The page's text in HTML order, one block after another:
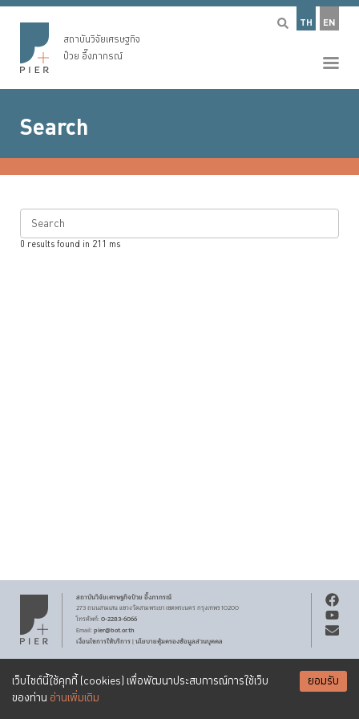
เว็บไซต์นี้ใช้คุกกี้ (cookies) เพื่อพัฒนาประสบการณ์การใช้เว็บ
ของท่าน อ่านเพิ่มเติม
ยอมรับ
TH EN
สถาบันวิจัยเศรษฐกิจ
ป๋วย อึ๊งภากรณ์
Search
Search
0 results found in 211 ms
สถาบันวิจัยเศรษฐกิจป๋วย อึ๊งภากรณ์
273 ถนนสามเสนแขวงวัดสามพระยาเขตพระนครกรุงเทพฯ 10200
โทรศัพท์: 0-2283-6066
Email: pier@bot.or.th
เงื่อนไขการให้บริการ|นโยบายคุ้มครองข้อมูลส่วนบุคคล
เอกสารเผยแพร่ทุกชิ้นสงวนสิทธิ์ภายใต้สัญญาอนุญาตCreative Commons
Attribution-NonCommercial-ShareAlike 3.0 Unported license SUBSCRIBE